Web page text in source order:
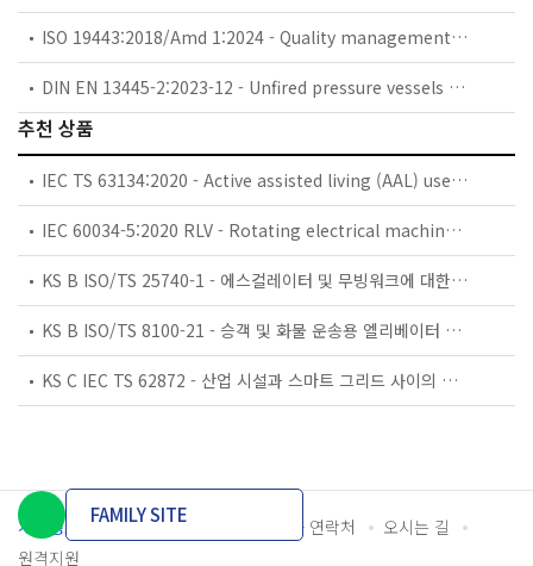
ISO 19443:2018/Amd 1:2024 - Quality management systems — Specific requirements for the application of ISO 9001:2015 by organizations in the supply chain of the nuclear energy sector supplying products and services important to nuclear safety (ITNS) — Amendment 1: Climate action changes
DIN EN 13445-2:2023-12 - Unfired pressure vessels - Part 2: Materials (includes Amendment A1:2023)
추천 상품
IEC TS 63134:2020 - Active assisted living (AAL) use cases
IEC 60034-5:2020 RLV - Rotating electrical machines - Part 5: Degrees of protection provided by the integral design of rotating electrical machines (IP code) - Classification
KS B ISO/TS 25740-1 - 에스컬레이터 및 무빙워크에 대한 안전요건 — 제1부: 세계공통 필수 안전요건(GESRs)
KS B ISO/TS 8100-21 - 승객 및 화물 운송용 엘리베이터 —제21부: 세계공통 필수안전요건(GESRs)을 충족하는 세계공통 안전 파라미터(GSPs)
KS C IEC TS 62872 - 산업 시설과 스마트 그리드 사이의 산업 공정 측정, 제어 및 자동화 시스템 인터페이스
개인정보처리방침 이용약관 담당자 연락처
오시는 길
원격지원
FAMILY SITE